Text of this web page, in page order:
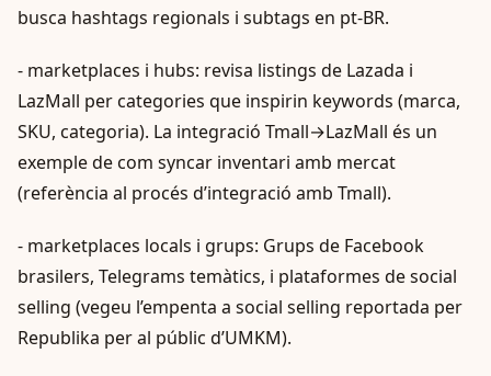
busca hashtags regionals i subtags en pt‑BR.
- marketplaces i hubs: revisa listings de Lazada i
LazMall per categories que inspirin keywords (marca,
SKU, categoria). La integració Tmall→LazMall és un
exemple de com syncar inventari amb mercat
(referència al procés d’integració amb Tmall).
- marketplaces locals i grups: Grups de Facebook
brasilers, Telegrams temàtics, i plataformes de social
selling (vegeu l’empenta a social selling reportada per
Republika per al públic d’UMKM).